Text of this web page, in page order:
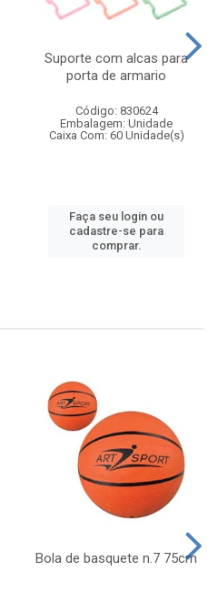
Suporte com alcas para
porta de armario
Código: 830624
Embalagem: Unidade
Caixa Com: 60 Unidade(s)
Faça seu login ou
cadastre-se para
comprar.
Bola de basquete n.7 75cm